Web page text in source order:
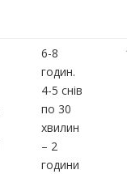
6-8
годин.
4-5 снів
по 30
хвилин
– 2
години